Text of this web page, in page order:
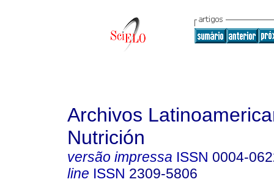
Archivos
Nutrición
versão impressa ISSN 0004-
line ISSN 2309-5806